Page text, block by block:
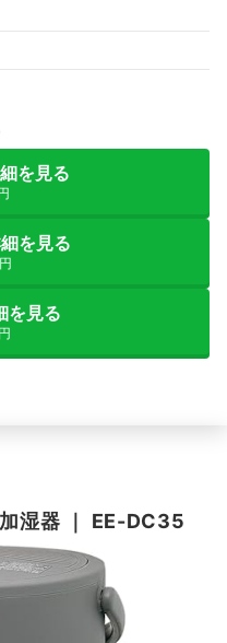
を見る
を見る
を見る
湿器 ｜ EE-DC35